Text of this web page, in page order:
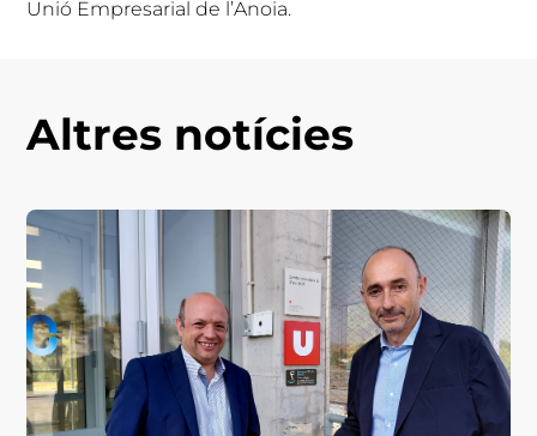
Unió Empresarial de l’Anoia.
Altres notícies